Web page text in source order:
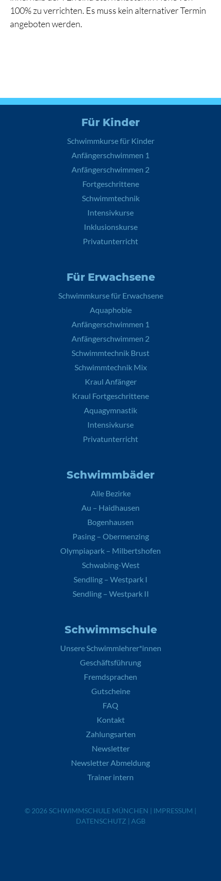
100% zu verrichten. Es muss kein alternativer Termin
angeboten werden.
Für Kinder
Schwimmkurse für Kinder
Anfängerschwimmen 1
Anfängerschwimmen 2
Fortgeschrittene
Schwimmtechnik
Intensivkurse
Inklusionskurse
Privatunterricht
Für Erwachsene
Schwimmkurse für Erwachsene
Aquaphobie
Anfängerschwimmen 1
Anfängerschwimmen 2
Schwimmtechnik Brust
Schwimmtechnik Mix
Kraul Anfänger
Kraul Fortgeschrittene
Aquagymnastik
Intensivkurse
Privatunterricht
Schwimmbäder
Alle Bezirke
Au – Haidhausen
Bogenhausen
Pasing – Obermenzing
Olympiapark – Milbertshofen
Schwabing-West
Sendling – Westpark I
Sendling – Westpark II
Schwimmschule
Unsere Schwimmlehrer*innen
Geschäftsführung
Fremdsprachen
Gutscheine
FAQ
Kontakt
Zahlungsarten
Newsletter
Newsletter Abmeldung
Trainer intern
© 2026 SCHWIMMSCHULE MÜNCHEN | IMPRESSUM |
DATENSCHUTZ | AGB